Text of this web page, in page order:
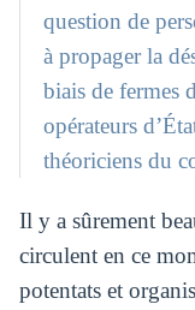
question de
à propager la
biais de fermes
opérateurs
théoriciens du
Il y a sûrement
circulent en ce
potentats et